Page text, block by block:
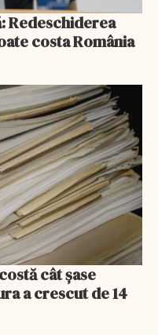
Redeschiderea
costa România
cât șase
a crescut de 14